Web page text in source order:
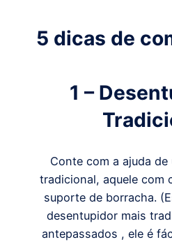
5 dicas de
1 –
Conte com a ajuda
tradicional, aquele com
suporte de borracha.
desentupidor mais
antepassados , ele é